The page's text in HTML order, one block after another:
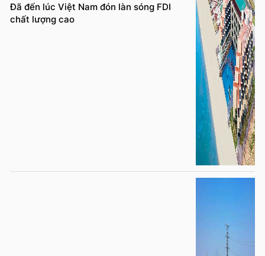
Đã đến lúc Việt Nam đón làn sóng FDI
chất lượng cao